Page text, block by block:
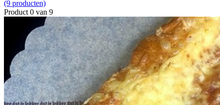
(9 producten)
Product 0 van 9